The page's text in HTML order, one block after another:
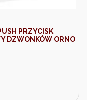
PRZYCISK
DZWONKÓW ORNO